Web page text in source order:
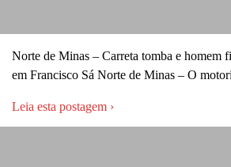
Norte de Minas – Carreta tomba e homem
em Francisco Sá Norte de Minas – O
Leia esta postagem ›